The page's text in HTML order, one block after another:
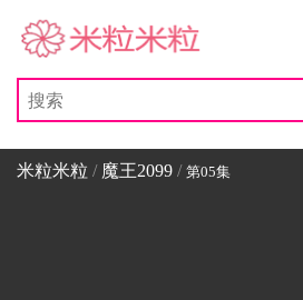
米粒米粒
米粒米粒 / 魔王2099 / 第05集